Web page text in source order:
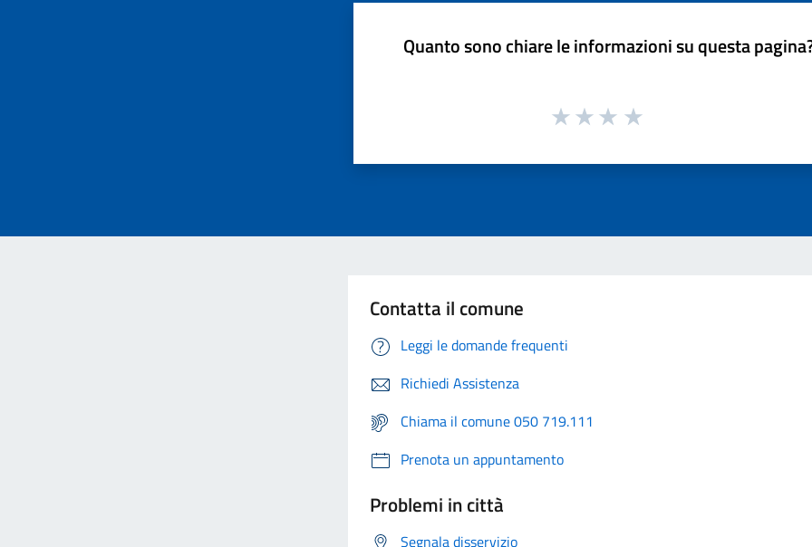
Quanto sono chiare le informazioni su questa
Contatta il comune
Leggi le domande frequenti
Richiedi Assistenza
Chiama il comune 050 719.111
Prenota un appuntamento
Problemi in città
Segnala disservizio